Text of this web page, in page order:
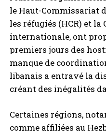
le Haut-Commissariat
les réfugiés (HCR) et la
internationale, ont
premiers jours des
manque de
libanais a entravé la
créant des inégalités
Certaines régions,
comme affiliées au